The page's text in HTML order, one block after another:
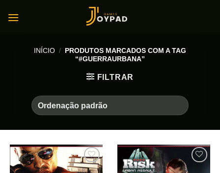
INÍCIO / PRODUTOS MARCADOS COM A TAG
“#GUERRAURBANA”
FILTRAR